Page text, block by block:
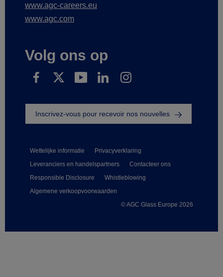
www.agc-careers.eu
www.agc.com
Volg ons op
© AGC Glass Europe 2026
Wettelijke informatie
Privacyverklaring
Leveranciers en handelspartners
Contacteer ons
Responsible Disclosure
Whistleblowing
Algemene verkoopvoorwaarden
Inscrivez-vous pour recevoir nos nouvelles